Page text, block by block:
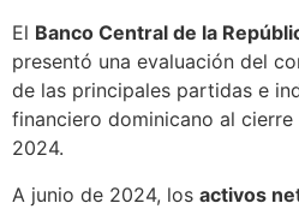
El Banco Central de la
presentó una evaluación del
de las principales partidas e
financiero dominicano al
2024.
A junio de 2024, los activos